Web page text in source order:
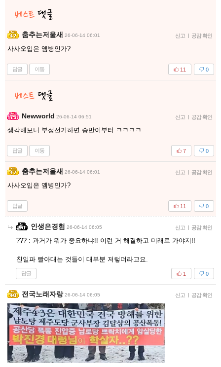
춤추는저울새 26-06-14 06:01 신고 | 공감 확인
사사오입은 옘병인가?
답글 이동 0
11
Newworld 26-06-14 06:51 신고 | 공감 확인
생각해보니 부정선거하면 승만이부터 ㅋㅋㅋㅋ
답글 이동 0
7
춤추는저울새 26-06-14 06:01 신고 | 공감 확인
사사오입은 옘병인가?
답글 0
11
인생은경험 26-06-14 06:05 신고 | 공감 확인
??? : 과거가 뭐가 중요하냐!! 이런 거 해결하고 미래로 가야지!!
친일파 빨아대는 것들이 대부분 저렇더라고요.
답글 0
1
전국노래자랑 26-06-14 06:05 신고 | 공감 확인